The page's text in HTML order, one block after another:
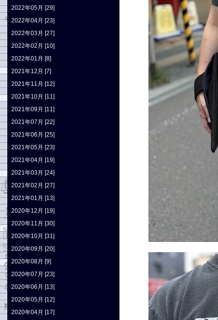
2022年05月 [29]
2022年04月 [23]
2022年03月 [27]
2022年02月 [10]
2022年01月 [8]
2021年12月 [7]
2021年11月 [12]
2021年10月 [11]
2021年09月 [11]
2021年07月 [22]
2021年06月 [25]
2021年05月 [23]
2021年04月 [19]
2021年03月 [24]
2021年02月 [27]
2021年01月 [13]
2020年12月 [19]
2020年11月 [30]
2020年10月 [31]
2020年09月 [20]
2020年08月 [9]
2020年07月 [23]
2020年06月 [13]
2020年05月 [12]
2020年04月 [17]